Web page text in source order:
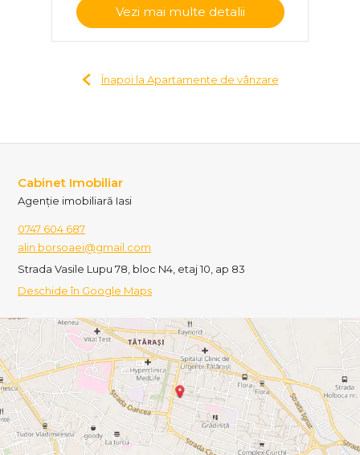
Vezi mai multe detalii
Înapoi la Apartamente de vânzare
Cabinet Imobiliar
Agenție imobiliară Iasi
0747 604 687
alin.borsoaei@gmail.com
Strada Vasile Lupu 78, bloc N4, etaj 10, ap 83
Deschide în Google Maps